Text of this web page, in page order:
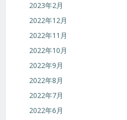
2023年2月
2022年12月
2022年11月
2022年10月
2022年9月
2022年8月
2022年7月
2022年6月